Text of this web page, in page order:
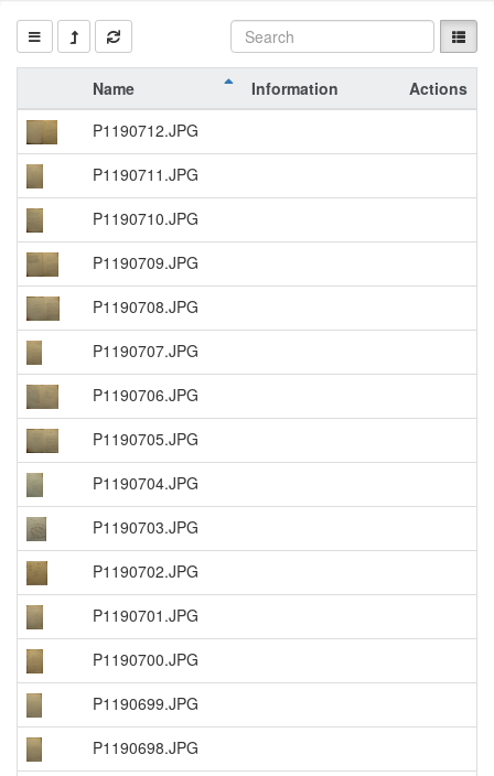
Name Information
Actions
P1190712.JPG
P1190711.JPG
P1190710.JPG
P1190709.JPG
P1190708.JPG
P1190707.JPG
P1190706.JPG
P1190705.JPG
P1190704.JPG
P1190703.JPG
P1190702.JPG
P1190701.JPG
P1190700.JPG
P1190699.JPG
P1190698.JPG